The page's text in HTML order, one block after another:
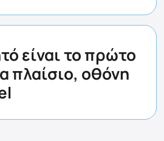
είναι το πρώτο
πλαίσιο, οθόνη